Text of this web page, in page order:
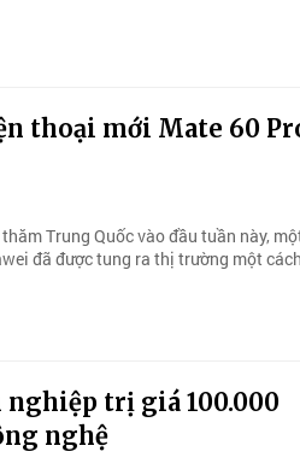
thoại mới Mate 60
Trung Quốc vào đầu tuần này,
đã được tung ra thị trường một cách
trị giá 100.000
nghệ